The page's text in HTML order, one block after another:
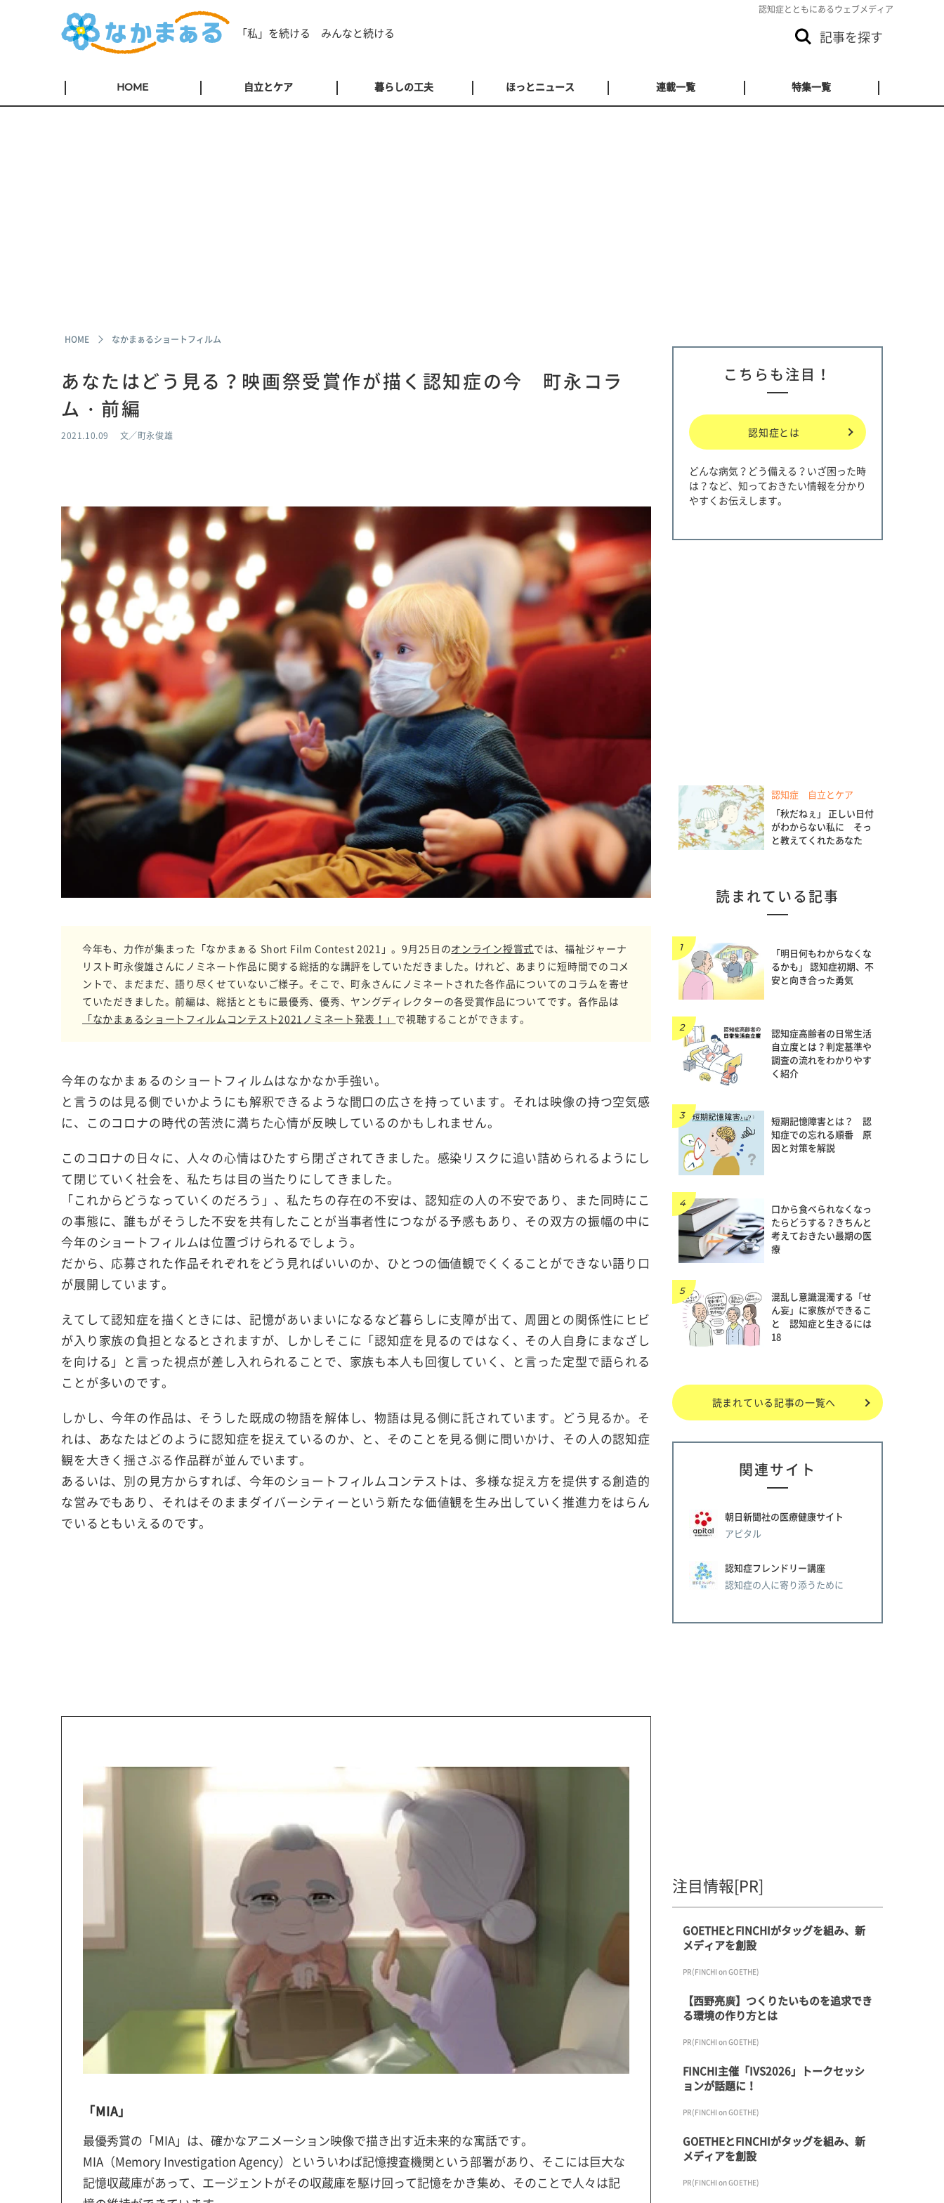
認知症とともにあるウェブメディア
「私」を続ける みんなと続ける 記事を探す
HOME 自立とケア 暮らしの工夫 ほっとニュース 連載一覧 特集一覧
HOME なかまぁるショートフィルム
あなたはどう見る？映画祭受賞作が描く認知症の今 町永コラ
ム・前編
2021.10.09 文／町永俊雄
今年も、力作が集まった「なかまぁる Short Film Contest 2021」。9月25日のオンライン授賞式では、福祉ジャーナ
リスト町永俊雄さんにノミネート作品に関する総括的な講評をしていただきました。けれど、あまりに短時間でのコメ
ントで、まだまだ、語り尽くせていないご様子。そこで、町永さんにノミネートされた各作品についてのコラムを寄せ
ていただきました。前編は、総括とともに最優秀、優秀、ヤングディレクターの各受賞作品についてです。各作品は
「なかまぁるショートフィルムコンテスト2021ノミネート発表！」 で視聴することができます。
今年のなかまぁるのショートフィルムはなかなか手強い。
と言うのは見る側でいかようにも解釈できるような間口の広さを持っています。それは映像の持つ空気感
に、このコロナの時代の苦渋に満ちた心情が反映しているのかもしれません。
このコロナの日々に、人々の心情はひたすら閉ざされてきました。感染リスクに追い詰められるようにし
て閉じていく社会を、私たちは目の当たりにしてきました。
「これからどうなっていくのだろう」、私たちの存在の不安は、認知症の人の不安であり、また同時にこ
の事態に、誰もがそうした不安を共有したことが当事者性につながる予感もあり、その双方の振幅の中に
今年のショートフィルムは位置づけられるでしょう。
だから、応募された作品それぞれをどう見ればいいのか、ひとつの価値観でくくることができない語り口
が展開しています。
えてして認知症を描くときには、記憶があいまいになるなど暮らしに支障が出て、周囲との関係性にヒビ
が入り家族の負担となるとされますが、しかしそこに「認知症を見るのではなく、その人自身にまなざし
を向ける」と言った視点が差し入れられることで、家族も本人も回復していく、と言った定型で語られる
ことが多いのです。
しかし、今年の作品は、そうした既成の物語を解体し、物語は見る側に託されています。どう見るか。そ
れは、あなたはどのように認知症を捉えているのか、と、そのことを見る側に問いかけ、その人の認知症
観を大きく揺さぶる作品群が並んでいます。
あるいは、別の見方からすれば、今年のショートフィルムコンテストは、多様な捉え方を提供する創造的
な営みでもあり、それはそのままダイバーシティーという新たな価値観を生み出していく推進力をはらん
でいるともいえるのです。
「MIA」
最優秀賞の「MIA」は、確かなアニメーション映像で描き出す近未来的な寓話です。
MIA（Memory Investigation Agency）といういわば記憶捜査機関という部署があり、そこには巨大な
記憶収蔵庫があって、エージェントがその収蔵庫を駆け回って記憶をかき集め、そのことで人々は記
こちらも注目！
認知症とは
どんな病気？どう備える？いざ困った時
は？など、知っておきたい情報を分かり
やすくお伝えします。
認知症 自立とケア
「秋だねぇ」 正しい日付
がわからない私に そっ
と教えてくれたあなた
読まれている記事
「明日何もわからなくな
るかも」 認知症初期、不
安と向き合った勇気
認知症高齢者の日常生活
自立度とは？判定基準や
調査の流れをわかりやす
く紹介
短期記憶障害とは？ 認
知症での忘れる順番 原
因と対策を解説
口から食べられなくなっ
たらどうする？きちんと
考えておきたい最期の医
療
混乱し意識混濁する「せ
ん妄」に家族ができるこ
と 認知症と生きるには
18
読まれている記事の一覧へ
関連サイト
朝日新聞社の医療健康サイト
アピタル
認知症フレンドリー講座
認知症の人に寄り添うために
注目情報[PR]
GOETHEとFINCHIがタッグを組み、新
メディアを創設
PR(FINCHI on GOETHE)
【西野亮廣】つくりたいものを追求でき
る環境の作り方とは
PR(FINCHI on GOETHE)
FINCHI主催「IVS2026」トークセッシ
ョンが話題に！
PR(FINCHI on GOETHE)
GOETHEとFINCHIがタッグを組み、新
メディアを創設
PR(FINCHI on GOETHE)